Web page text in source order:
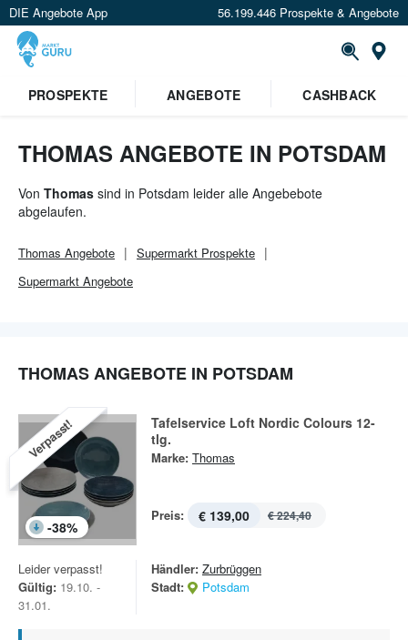
DIE Angebote App 56.199.446 Prospekte & Angebote
PROSPEKTE
ANGEBOTE CASHBACK
THOMAS ANGEBOTE IN POTSDAM
Von Thomas sind in Potsdam leider alle Angebebote
abgelaufen.
Thomas Angebote Supermarkt Prospekte
Supermarkt Angebote
THOMAS ANGEBOTE IN POTSDAM
Verpasst!
-38%
Tafelservice Loft Nordic Colours 12-
tlg.
Marke: Thomas
Preis: € 139,00 € 224,40
Leider verpasst!
Gültig: 19.10. -
31.01.
Händler: Zurbrüggen
Stadt:
Potsdam